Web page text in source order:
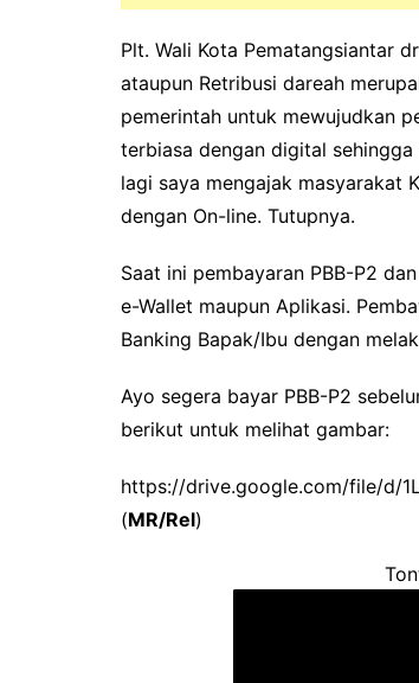
Plt. Wali Kota Pematangsiantar
ataupun Retribusi dareah
pemerintah untuk mewujudkan
terbiasa dengan digital
lagi saya mengajak masyarakat
dengan On-line. Tutupnya.
Saat ini pembayaran PBB-P2
e-Wallet maupun Aplikasi.
Banking Bapak/Ibu dengan
Ayo segera bayar PBB-P2
berikut untuk melihat gambar:
https://drive.google.com/file/d/
(MR/Rel)